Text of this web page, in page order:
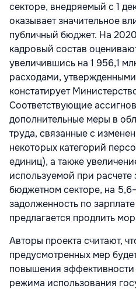
секторе, внедряемый с 1
оказывает значительное
публичный бюджет. На
кадровый состав
увеличившись на 1 956,1
расходами,
констатирует
Соответствующие
дополнительные меры в
труда, связанные с
некоторых категорий
единиц), а также
используемой при расчете
бюджетном секторе, на
задолженность по
предлагается продлить
Авторы проекта считают,
предусмотренных мер
повышения эффективности
режима использования